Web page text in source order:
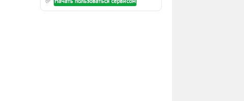
Начать пользоваться сервисом